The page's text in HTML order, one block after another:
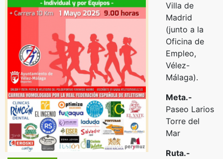
Villa de
Madrid
(junto a la
Oficina de
Empleo,
Vélez-
Málaga).
Meta.-
Paseo Larios
Torre del
Mar
Ruta.-